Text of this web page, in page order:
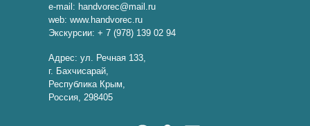
e-mail: handvorec@mail.ru
web: www.handvorec.ru
Экскурсии: + 7 (978) 139 02 94
Адрес: ул. Речная 133,
г. Бахчисарай,
Республика Крым,
Россия, 298405